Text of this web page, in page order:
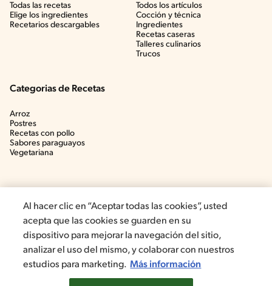
Todas las recetas
Elige los ingredientes
Recetarios descargables
Todos los artículos
Cocción y técnica
Ingredientes
Recetas caseras
Talleres culinarios
Trucos
Categorias de Recetas
Arroz
Postres
Recetas con pollo
Sabores paraguayos
Vegetariana
©2022, Nestlé. Marcas registradas por Société dels Produits Nestlé,
S.A. Vevey (Suiza)
Al hacer clic en “Aceptar todas las cookies”, usted
acepta que las cookies se guarden en su
dispositivo para mejorar la navegación del sitio,
analizar el uso del mismo, y colaborar con nuestros
estudios para marketing. Más información